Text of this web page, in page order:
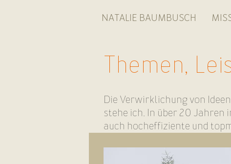
NATALIE BAUMBUSCH
Themen,
Die Verwirklichung von
stehe ich. In über 20 Jahren
auch hocheffiziente und